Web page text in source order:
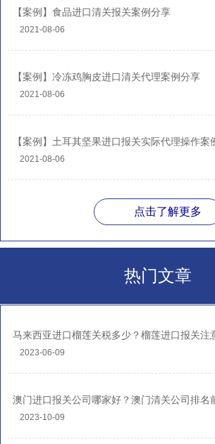
【案例】食品进口清关报关案例分享
2021-08-06
【案例】冷冻鸡胸皮进口清关代理案例分享
2021-08-06
【案例】土耳其坚果进口报关实际代理操作案
2021-08-06
点击了解更多
热门文章
马来西亚进口榴莲关税多少？榴莲进口报关注
2023-06-09
澳门进口报关公司哪家好？澳门清关公司排名
2023-10-09